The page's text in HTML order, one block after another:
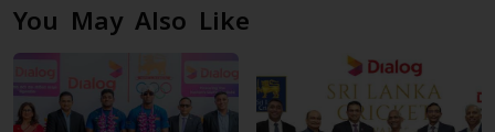
You May Also Like